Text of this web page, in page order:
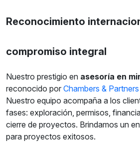
Reconocimiento
compromiso integral
Nuestro prestigio en asesoría en
reconocido por Chambers & Partners
Nuestro equipo acompaña a los
fases: exploración, permisos,
cierre de proyectos. Brindamos un
para proyectos exitosos.